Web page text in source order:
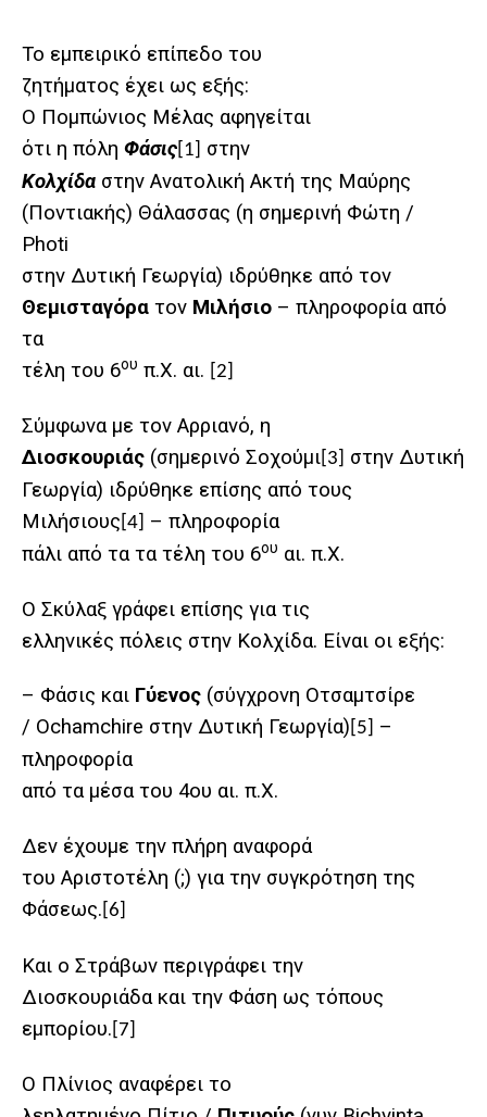
Το εμπειρικό επίπεδο του
ζητήματος έχει ως εξής:
Ο Πομπώνιος Μέλας αφηγείται
ότι η πόλη Φάσις [1]
στην
Κολχίδα στην Ανατολική Ακτή της Μαύρης
(Ποντιακής) Θάλασσας (η σημερινή Φώτη /
Photi
στην Δυτική Γεωργία) ιδρύθηκε από τον
Θεμισταγόρα τον Μιλήσιο – πληροφορία από
τα
τέλη του 6ου π.Χ. αι. [2]
Σύμφωνα με τον Αρριανό, η
Διοσκουριάς (σημερινό Σοχούμι [3]
στην Δυτική
Γεωργία) ιδρύθηκε επίσης από τους
Μιλήσιους [4]
– πληροφορία
πάλι από τα τα τέλη του 6ου αι. π.Χ.
Ο Σκύλαξ γράφει επίσης για τις
ελληνικές πόλεις στην Κολχίδα. Είναι οι εξής:
– Φάσις και Γύενος (σύγχρονη Οτσαμτσίρε
/ Ochamchire στην Δυτική Γεωργία) [5]
–
πληροφορία
από τα μέσα του 4ου αι. π.Χ.
Δεν έχουμε την πλήρη αναφορά
του Αριστοτέλη (;) για την συγκρότηση της
Φάσεως. [6]
Και ο Στράβων περιγράφει την
Διοσκουριάδα και την Φάση ως τόπους
εμπορίου. [7]
Ο Πλίνιος αναφέρει το